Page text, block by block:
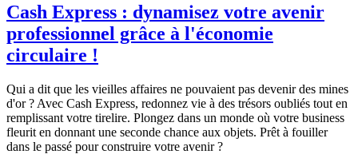
Cash Express : dynamisez votre avenir
professionnel grâce à l'économie
circulaire !
Qui a dit que les vieilles affaires ne pouvaient pas devenir des mines
d'or ? Avec Cash Express, redonnez vie à des trésors oubliés tout en
remplissant votre tirelire. Plongez dans un monde où votre business
fleurit en donnant une seconde chance aux objets. Prêt à fouiller
dans le passé pour construire votre avenir ?